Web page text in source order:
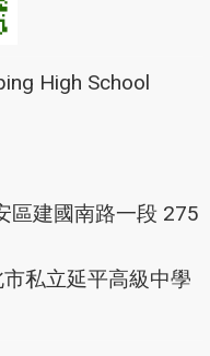
High School
區建國南路一段 275
私立延平高級中學